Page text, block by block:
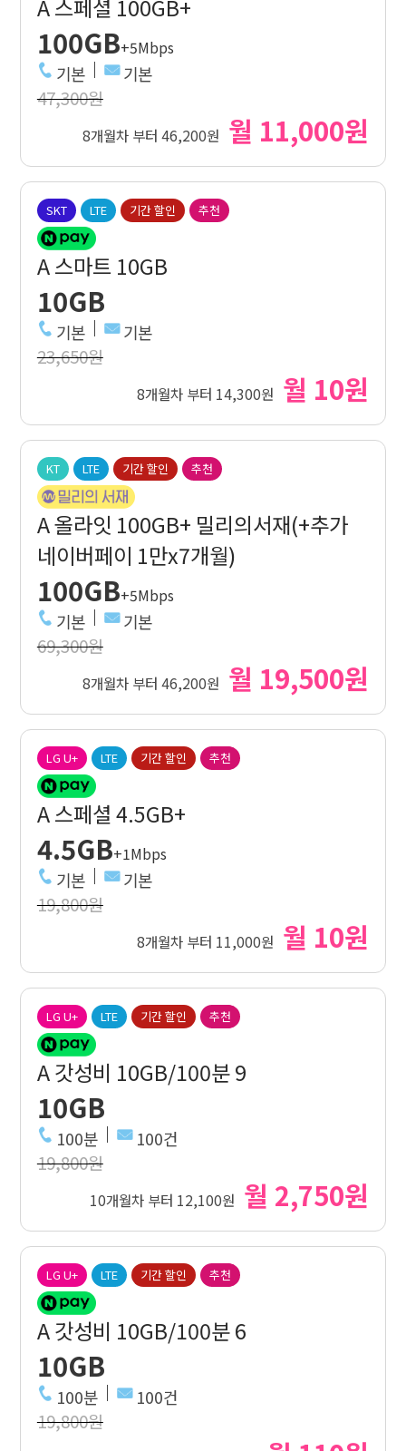
A 스페셜 100GB+
100GB+5Mbps
기본 기본
47,300원
8개월차 부터 46,200원 월 11,000원
SKT LTE 기간 할인 추천
A 스마트 10GB
10GB
기본 기본
23,650원
8개월차 부터 14,300원 월 10원
KT LTE 기간 할인 추천
A 올라잇 100GB+ 밀리의서재(+추가
네이버페이 1만x7개월)
100GB+5Mbps
기본 기본
69,300원
8개월차 부터 46,200원 월 19,500원
LG U+ LTE 기간 할인 추천
A 스페셜 4.5GB+
4.5GB+1Mbps
기본 기본
19,800원
8개월차 부터 11,000원 월 10원
LG U+ LTE 기간 할인 추천
A 갓성비 10GB/100분 9
10GB
100분 100건
19,800원
10개월차 부터 12,100원 월 2,750원
LG U+ LTE 기간 할인 추천
A 갓성비 10GB/100분 6
10GB
100분 100건
19,800원